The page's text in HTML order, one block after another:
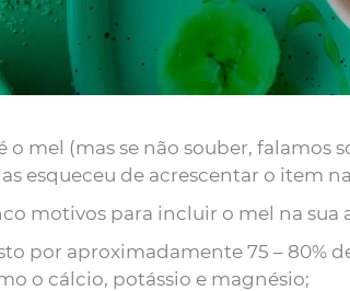
mel (mas se não souber, falamos
esqueceu de acrescentar o item
motivos para incluir o mel na sua
por aproximadamente 75 – 80%
o cálcio, potássio e magnésio;